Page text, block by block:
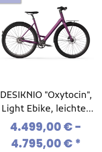
DESIKNIO "Oxytocin",
Light Ebike, leichtes
Urban-Ebike Modell
2025
4.499,00 € -
4.795,00 € *